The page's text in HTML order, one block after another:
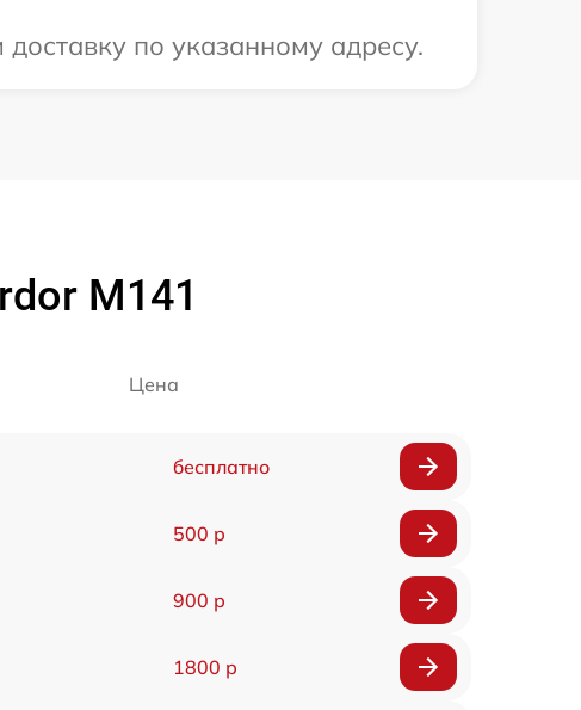
по указанному адресу.
M141
Цена
бесплатно
500 р
900 р
1800 р